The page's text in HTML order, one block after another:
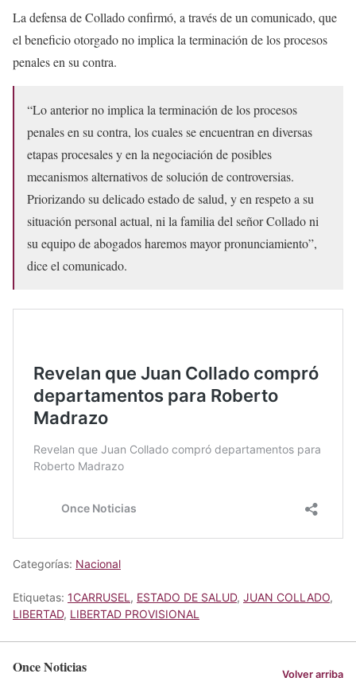
La defensa de Collado confirmó, a través de un comunicado, que
el beneficio otorgado no implica la terminación de los procesos
penales en su contra.
“Lo anterior no implica la terminación de los procesos
penales en su contra, los cuales se encuentran en diversas
etapas procesales y en la negociación de posibles
mecanismos alternativos de solución de controversias.
Priorizando su delicado estado de salud, y en respeto a su
situación personal actual, ni la familia del señor Collado ni
su equipo de abogados haremos mayor pronunciamiento”,
dice el comunicado.
Categorías: Nacional
Etiquetas: 1CARRUSEL , ESTADO DE SALUD, JUAN COLLADO,
LIBERTAD, LIBERTAD PROVISIONAL
Once Noticias Volver arriba